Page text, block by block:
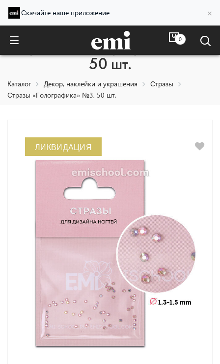
Скачайте наше приложение ×
0
Стразы «Голографика» №3,
50 шт.
Каталог Декор, наклейки и украшения
Стразы
Стразы «Голографика» №3, 50 шт.
ЛИКВИДАЦИЯ